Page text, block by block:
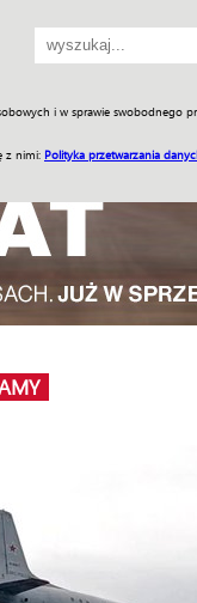
i w sprawie swobodnego
z nimi: Polityka przetwarzania
Praca w